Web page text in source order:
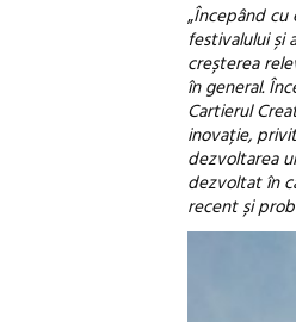
„Începând cu
festivalului și
creșterea
în general.
Cartierul
inovație,
dezvoltarea
dezvoltat în
recent și